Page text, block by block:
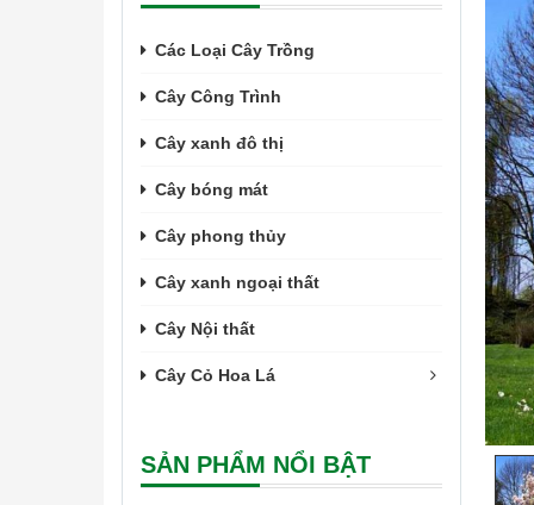
Các Loại Cây Trồng
Cây Công Trình
Cây xanh đô thị
Cây bóng mát
Cây phong thủy
Cây xanh ngoại thất
Cây Nội thất
Cây Cỏ Hoa Lá
SẢN PHẨM NỔI BẬT